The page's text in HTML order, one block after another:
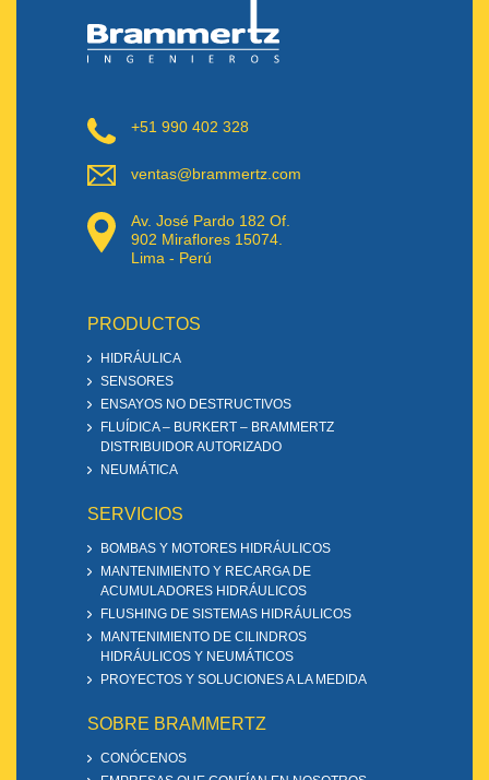
+51 990 402 328
ventas@brammertz.com
Av. José Pardo 182 Of.
902 Miraflores 15074.
Lima - Perú
PRODUCTOS
HIDRÁULICA
SENSORES
ENSAYOS NO DESTRUCTIVOS
FLUÍDICA – BURKERT – BRAMMERTZ
DISTRIBUIDOR AUTORIZADO
NEUMÁTICA
SERVICIOS
BOMBAS Y MOTORES HIDRÁULICOS
MANTENIMIENTO Y RECARGA DE
ACUMULADORES HIDRÁULICOS
FLUSHING DE SISTEMAS HIDRÁULICOS
MANTENIMIENTO DE CILINDROS
HIDRÁULICOS Y NEUMÁTICOS
PROYECTOS Y SOLUCIONES A LA MEDIDA
SOBRE BRAMMERTZ
CONÓCENOS